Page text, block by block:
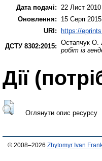
Дата подачі:
22 Лист
Оновлення:
15 Серп
URI: https://
ДСТУ 8302:2015: Остапчук О.
робіт із
Дії
Оглянути опис ресурсу
© 2008–2026 Zhytomyr Ivan